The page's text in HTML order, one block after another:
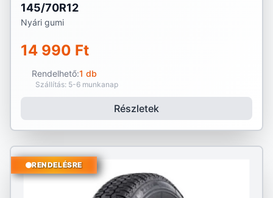
145/70R12
Nyári gumi
14 990 Ft
Rendelhető:1 db
Szállítás: 5-6 munkanap
Részletek
RENDELÉSRE